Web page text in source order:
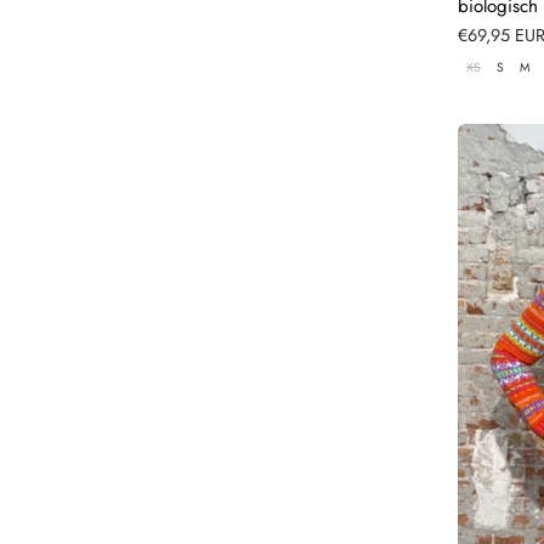
biologisch
Normale
prijs
€69,95 EUR
XS S M